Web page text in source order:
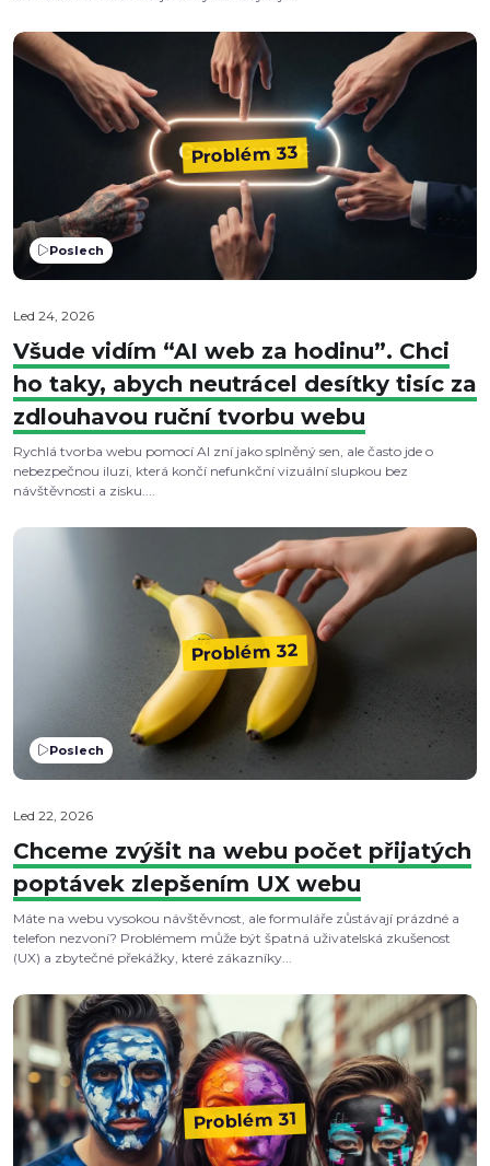
Poslech
Problém 33
Led 24, 2026
Všude vidím “AI web za hodinu”. Chci
ho taky, abych neutrácel desítky tisíc za
zdlouhavou ruční tvorbu webu
Rychlá tvorba webu pomocí AI zní jako splněný sen, ale často jde o
nebezpečnou iluzi, která končí nefunkční vizuální slupkou bez
návštěvnosti a zisku....
Poslech
Problém 32
Led 22, 2026
Chceme zvýšit na webu počet přijatých
poptávek zlepšením UX webu
Máte na webu vysokou návštěvnost, ale formuláře zůstávají prázdné a
telefon nezvoní? Problémem může být špatná uživatelská zkušenost
(UX) a zbytečné překážky, které zákazníky...
Problém 31